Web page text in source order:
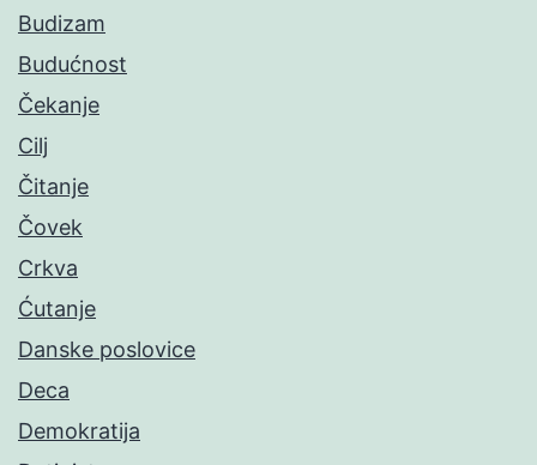
Budizam
Budućnost
Čekanje
Cilj
Čitanje
Čovek
Crkva
Ćutanje
Danske poslovice
Deca
Demokratija